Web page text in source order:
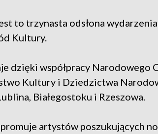
to trzynasta odsłona
Kultury.
dzięki współpracy Narodowego
Kultury i Dziedzictwa
Białegostoku i Rzeszowa.
artystów poszukujących